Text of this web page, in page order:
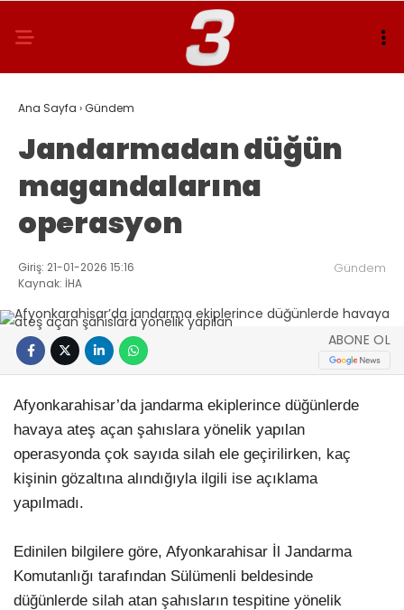
Ana Sayfa ›Gündem
Jandarmadan düğün
magandalarına
operasyon
Giriş: 21-01-2026 15:16
Kaynak: İHA
Gündem
ABONE OL
Afyonkarahisar’da jandarma ekiplerince düğünlerde
havaya ateş açan şahıslara yönelik yapılan
operasyonda çok sayıda silah ele geçirilirken, kaç
kişinin gözaltına alındığıyla ilgili ise açıklama
yapılmadı.
Edinilen bilgilere göre, Afyonkarahisar İl Jandarma
Komutanlığı tarafından Sülümenli beldesinde
düğünlerde silah atan şahısların tespitine yönelik